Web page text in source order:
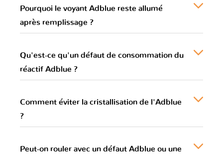
Pourquoi le voyant Adblue reste allumé
après remplissage ?
Qu'est-ce qu'un défaut de consommation du
réactif Adblue ?
Comment éviter la cristallisation de l'Adblue
?
Peut-on rouler avec un défaut Adblue ou une